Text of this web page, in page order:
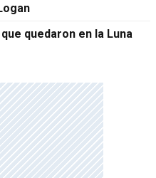
quedaron en la Luna